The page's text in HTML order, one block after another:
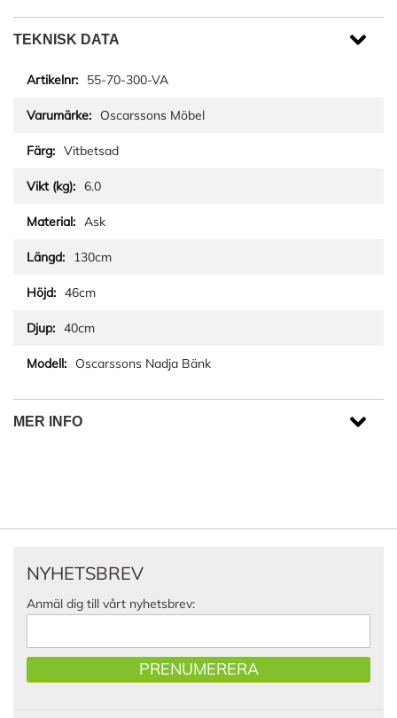
TEKNISK DATA
55-70-300-VA
Oscarssons Möbel
Vitbetsad
6.0
Ask
130cm
46cm
40cm
Oscarssons Nadja Bänk
MER INFO
NYHETSBREV
Anmäl dig till vårt nyhetsbrev:
PRENUMERERA